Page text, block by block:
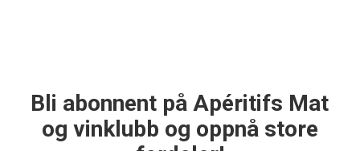
Bli abonnent på Apéritifs Mat
og vinklubb og oppnå store